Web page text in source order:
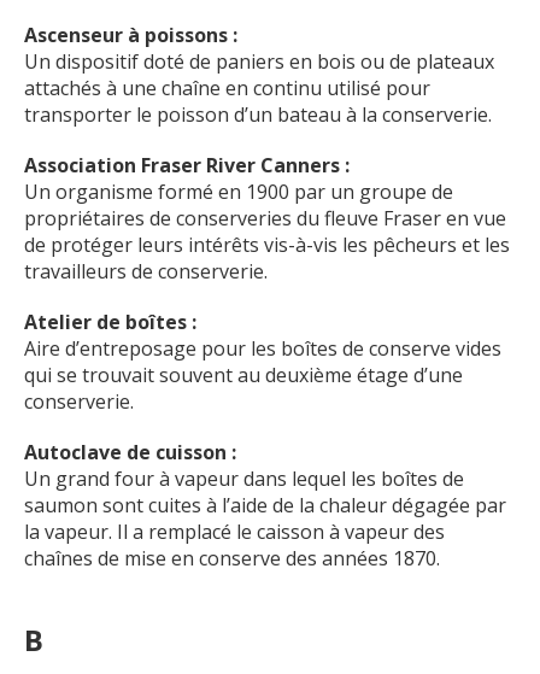
Ascenseur à poissons :
Un dispositif doté de paniers en bois ou de plateaux
attachés à une chaîne en continu utilisé pour
transporter le poisson d’un bateau à la conserverie.
Association Fraser River Canners :
Un organisme formé en 1900 par un groupe de
propriétaires de conserveries du fleuve Fraser en vue
de protéger leurs intérêts vis-à-vis les pêcheurs et les
travailleurs de conserverie.
Atelier de boîtes :
Aire d’entreposage pour les boîtes de conserve vides
qui se trouvait souvent au deuxième étage d’une
conserverie.
Autoclave de cuisson :
Un grand four à vapeur dans lequel les boîtes de
saumon sont cuites à l’aide de la chaleur dégagée par
la vapeur. Il a remplacé le caisson à vapeur des
chaînes de mise en conserve des années 1870.
B